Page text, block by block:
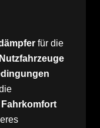
für die
Nutzfahrzeuge
Fahrkomfort